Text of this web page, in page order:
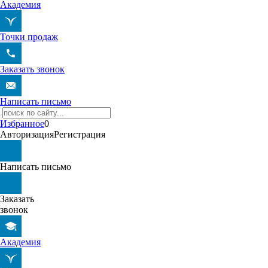
Академия
Точки продаж
Заказать звонок
Написать письмо
Избранное0
АвторизацияРегистрация
Написать письмо
Заказать
звонок
Академия